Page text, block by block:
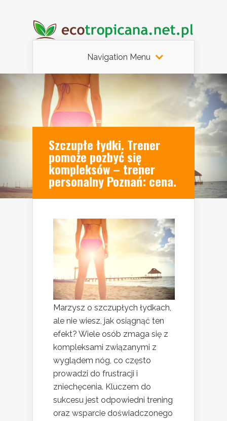
Navigation Menu
Szczupłe łydki. Trener
pomoże pozbyć się
kompleksów – trener
personalny Poznań: cena.
Marzysz o szczupłych łydkach,
ale nie wiesz, jak osiągnąć ten
efekt? Wiele osób zmaga się z
kompleksami związanymi z
wyglądem nóg, co często
prowadzi do frustracji i
zniechęcenia. Kluczem do
sukcesu jest odpowiedni trening
oraz wsparcie doświadczonego